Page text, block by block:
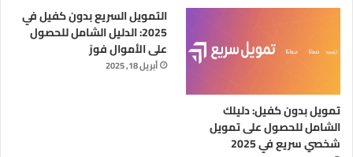
تمويل بدون كفيل: دليلك
الشامل للحصول على تمويل
شخصي سريع في 2025
التمويل السريع بدون كفيل في
2025: الدليل الشامل للحصول
على الأموال فورً
أبريل 18, 2025